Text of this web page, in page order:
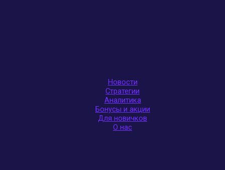
Новости
Стратегии
Аналитика
Бонусы и акции
Для новичков
О нас